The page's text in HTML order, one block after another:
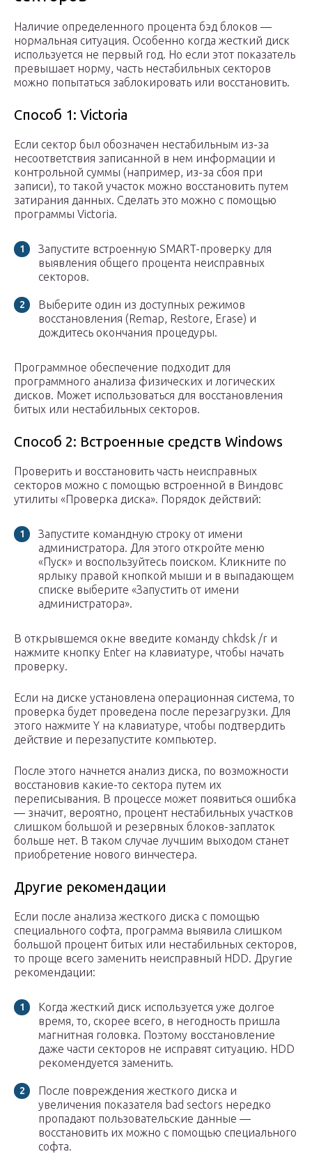
Наличие определенного процента бэд блоков —
нормальная ситуация. Особенно когда жесткий диск
используется не первый год. Но если этот показатель
превышает норму, часть нестабильных секторов
можно попытаться заблокировать или восстановить.
Способ 1: Victoria
Если сектор был обозначен нестабильным из-за
несоответствия записанной в нем информации и
контрольной суммы (например, из-за сбоя при
записи), то такой участок можно восстановить путем
затирания данных. Сделать это можно с помощью
программы Victoria.
Запустите встроенную SMART-проверку для
выявления общего процента неисправных
секторов.
Выберите один из доступных режимов
восстановления (Remap, Restore, Erase) и
дождитесь окончания процедуры.
Программное обеспечение подходит для
программного анализа физических и логических
дисков. Может использоваться для восстановления
битых или нестабильных секторов.
Способ 2: Встроенные средств Windows
Проверить и восстановить часть неисправных
секторов можно с помощью встроенной в Виндовс
утилиты «Проверка диска». Порядок действий:
Запустите командную строку от имени
администратора. Для этого откройте меню
«Пуск» и воспользуйтесь поиском. Кликните по
ярлыку правой кнопкой мыши и в выпадающем
списке выберите «Запустить от имени
администратора».
В открывшемся окне введите команду chkdsk /r и
нажмите кнопку Enter на клавиатуре, чтобы начать
проверку.
Если на диске установлена операционная система, то
проверка будет проведена после перезагрузки. Для
этого нажмите Y на клавиатуре, чтобы подтвердить
действие и перезапустите компьютер.
После этого начнется анализ диска, по возможности
восстановив какие-то сектора путем их
переписывания. В процессе может появиться ошибка
— значит, вероятно, процент нестабильных участков
слишком большой и резервных блоков-заплаток
больше нет. В таком случае лучшим выходом станет
приобретение нового винчестера.
Другие рекомендации
Если после анализа жесткого диска с помощью
специального софта, программа выявила слишком
большой процент битых или нестабильных секторов,
то проще всего заменить неисправный HDD. Другие
рекомендации:
Когда жесткий диск используется уже долгое
время, то, скорее всего, в негодность пришла
магнитная головка. Поэтому восстановление
даже части секторов не исправят ситуацию. HDD
рекомендуется заменить.
После повреждения жесткого диска и
увеличения показателя bad sectors нередко
пропадают пользовательские данные —
восстановить их можно с помощью специального
софта.